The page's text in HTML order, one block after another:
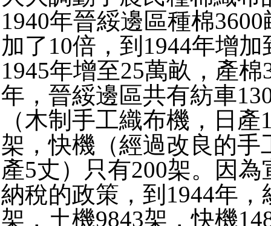
1940年晉綏邊區種棉
加了10倍，到1944年增加
1945年增至25萬畝，產棉
年，晉綏邊區共有紡車
（木制手工織布機，日產
架，快機（經過改良的手
產5丈）只有200架。因
納稅的政策，到1944年，
架，土機9843架，快機